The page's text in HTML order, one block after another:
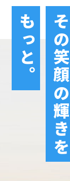
その笑顔の輝きを
もっと。